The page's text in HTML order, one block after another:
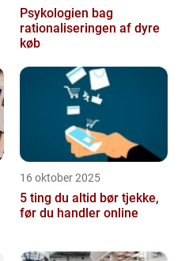
Psykologien bag
rationaliseringen af dyre
køb
16 oktober 2025
5 ting du altid bør tjekke,
før du handler online